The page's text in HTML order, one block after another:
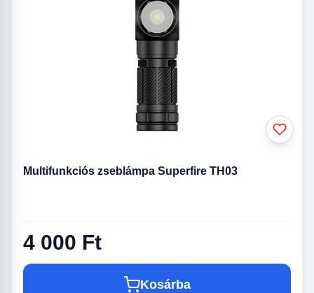
Multifunkciós zseblámpa Superfire TH03
4 000 Ft
Kosárba